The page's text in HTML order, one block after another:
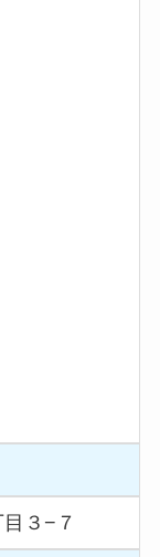
３−７